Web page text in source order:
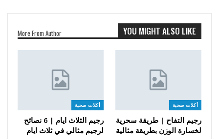
YOU MIGHT ALSO LIKE
More From Author
أكلات صحية
رجيم التفاح | طريقة سحرية
لخسارة الوزن بطريقة مثالية
أكلات صحية
رجيم الثلاث ايام | 6 نصائح
لرجيم مثالي في ثلاث ايام